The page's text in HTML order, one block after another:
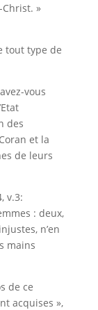
»
tout type de
vous
des
et la
de leurs
v.3:
: deux,
n’en
mains
de ce
acquises »,